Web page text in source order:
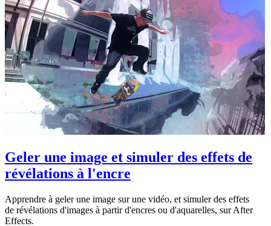
Geler une image et simuler des effets de
révélations à l'encre
Apprendre à geler une image sur une vidéo, et simuler des effets
de révélations d'images à partir d'encres ou d'aquarelles, sur After
Effects.